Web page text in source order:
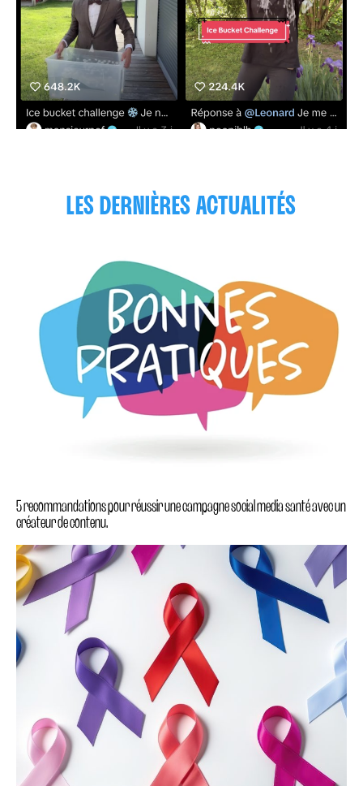
LES DERNIÈRES ACTUALITÉS
5 recommandations pour réussir une campagne social media santé avec un
créateur de contenu.